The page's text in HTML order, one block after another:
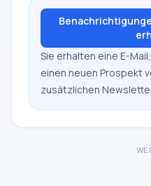
Sie erhalten eine E-
einen neuen Prospekt
zusätzlichen